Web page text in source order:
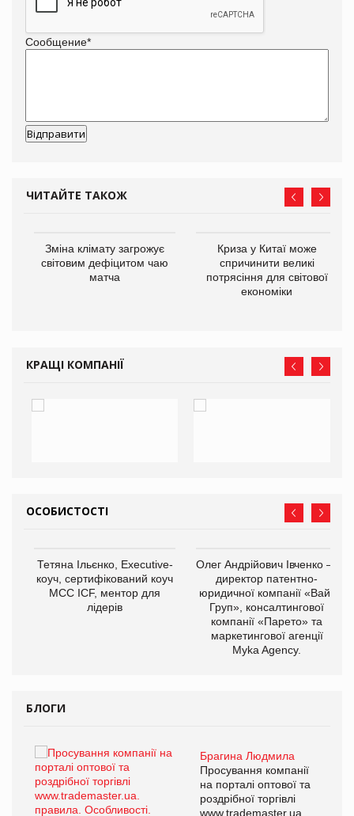
Сообщение*
ЧИТАЙТЕ ТАКОЖ
Зміна клімату загрожує
світовим дефіцитом чаю
матча
Криза у Китаї може
спричинити великі
потрясіння для світової
економіки
КРАЩІ КОМПАНІЇ
ОСОБИСТОСТІ
Тетяна Ільєнко, Executive-
коуч, сертифікований коуч
МСС ICF, ментор для
лідерів
Олег Андрійович Івченко —
директор патентно-
юридичної компанії «Вайз
Груп», консалтингової
компанії «Парето» та
маркетингової агенції
Myka Agency.
БЛОГИ
Брагина Людмила
Просування компанії
на порталі оптової та
роздрібної торгівлі
www.trademaster.ua.